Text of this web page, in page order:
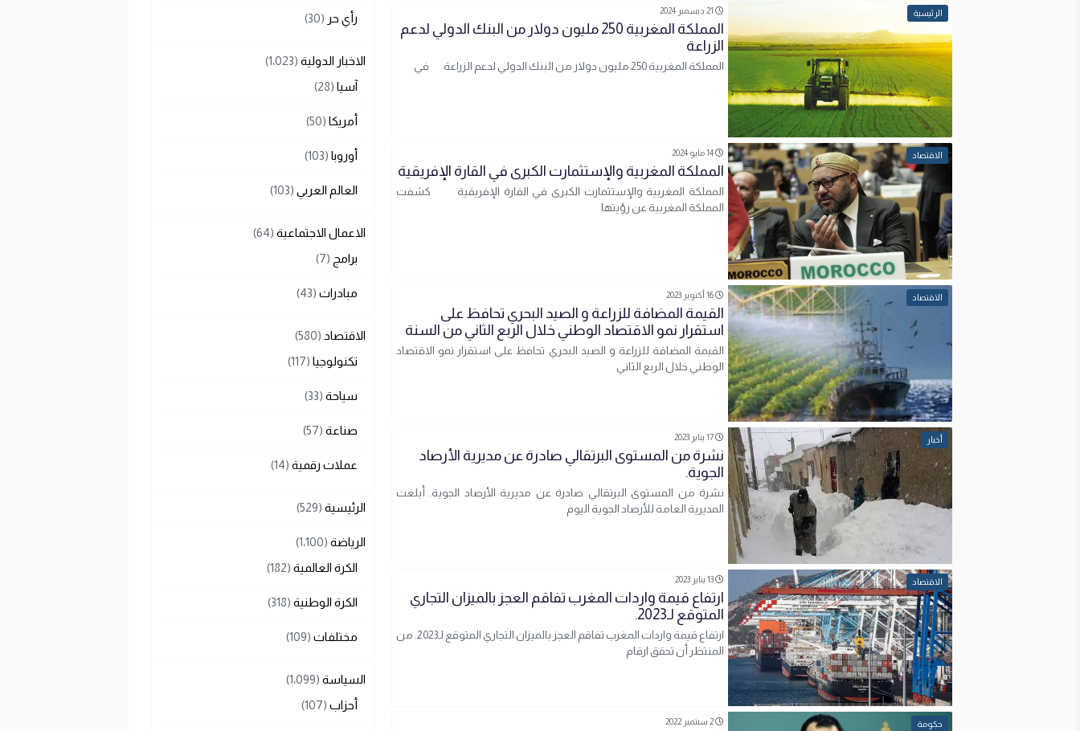
الرئيسية 21 ديسمبر 2024
المملكة المغربية 250 مليون دولار من البنك الدولي لدعم
الزراعة
المملكة المغربية 250 مليون دولار من البنك الدولي لدعم الزراعة في
الاقتصاد 14 مايو 2024
المملكة المغربية والإستثمارت الكبرى في القارة الإفريقية
المملكة المغربية والإستثمارت الكبرى في القارة الإفريقية كشفت
المملكة المغربية عن رؤيتها
الاقتصاد 16 أكتوبر 2023
القيمة المضافة للزراعة و الصيد البحري تحافظ على
استقرار نمو الاقتصاد الوطني خلال الربع الثاني من السنة
القيمة المضافة للزراعة و الصيد البحري تحافظ على استقرار نمو الاقتصاد
الوطني خلال الربع الثاني
أخبار 17 يناير 2023
نشرة من المستوى البرتقالي صادرة عن مديرية الأرصاد
الجوية.
نشرة من المستوى البرتقالي صادرة عن مديرية الأرصاد الجوية. أبلغت
المديرية العامة للأرصاد الجوية اليوم
الاقتصاد 13 يناير 2023
ارتفاع قيمة واردات المغرب تفاقم العجز بالميزان التجاري
المتوقع لـ2023.
ارتفاع قيمة واردات المغرب تفاقم العجز بالميزان التجاري المتوقع لـ2023. من
المنتظر أن تحقق ارقام
حكومة 2 سبتمبر 2022
رأي حر (30)
الاخبار الدولية (1٬023)
آسيا (28)
أمريكا (50)
أوروبا (103)
العالم العربي (103)
الاعمال الاجتماعية (64)
برامج (7)
مبادرات (43)
الاقتصاد (580)
تكنولوجيا (117)
سياحة (33)
صناعة (57)
عملات رقمية (14)
الرئيسية (529)
الرياضة (1٬100)
الكرة العالمية (182)
الكرة الوطنية (318)
مختلفات (109)
السياسة (1٬099)
أحزاب (107)